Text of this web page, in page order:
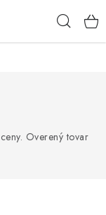
Overený tovar